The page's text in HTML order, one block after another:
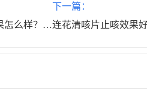
连花清咳止咳化痰效果怎么样？了解了这些才能放心选择
下一篇：